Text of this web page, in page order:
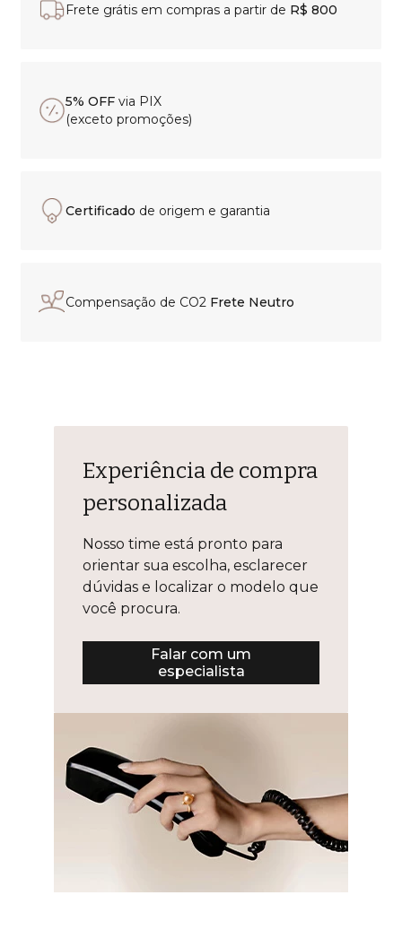
Frete grátis em compras a partir de R$ 800
5% OFF via PIX
(exceto promoções)
Certificado de origem e garantia
Compensação de CO2 Frete Neutro
Experiência de compra
personalizada
Nosso time está pronto para
orientar sua escolha, esclarecer
dúvidas e localizar o modelo que
você procura.
Falar com um
especialista